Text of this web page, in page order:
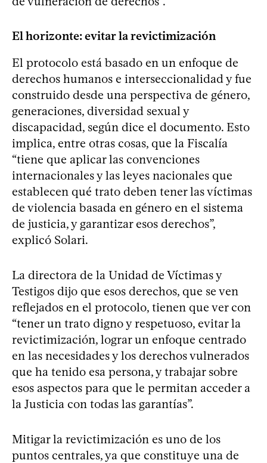
El horizonte: evitar la revictimización
El protocolo está basado en un enfoque de
derechos humanos e interseccionalidad y fue
construido desde una perspectiva de género,
generaciones, diversidad sexual y
discapacidad, según dice el documento. Esto
implica, entre otras cosas, que la Fiscalía
“tiene que aplicar las convenciones
internacionales y las leyes nacionales que
establecen qué trato deben tener las víctimas
de violencia basada en género en el sistema
de justicia, y garantizar esos derechos”,
explicó Solari.
La directora de la Unidad de Víctimas y
Testigos dijo que esos derechos, que se ven
reflejados en el protocolo, tienen que ver con
“tener un trato digno y respetuoso, evitar la
revictimización, lograr un enfoque centrado
en las necesidades y los derechos vulnerados
que ha tenido esa persona, y trabajar sobre
esos aspectos para que le permitan acceder a
la Justicia con todas las garantías”.
Mitigar la revictimización es uno de los
puntos centrales, ya que constituye una de